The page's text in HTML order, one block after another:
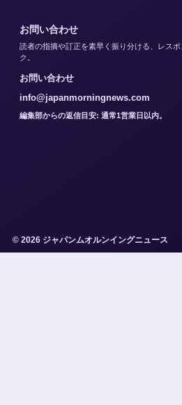
お問い合わせ
読者の指摘や訂正を素早く振り分ける、レス
ク。
お問い合わせ
info@japanmorningnews.com
編集部からの返信目安: 通常1営業日以内。
© 2026 ジャパンムオルンイングニュース